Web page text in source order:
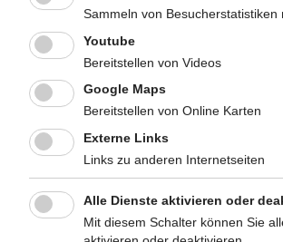
Gutachten der Universität Heidelberg:
Grenzen der ärztlichen Leichenschau"
und quantitative Analysen zu
Entwicklung von Modellkonzeptionen!"
Geburtshilfliche Versorgung durch
Westfalen (HebAB.NRW)
Geburt im hebammengeleiteten Kreißsaal
Sammeln von Besucherstatistiken
Youtube
Bereitstellen von Videos
Google Maps
Bereitstellen von Online Karten
Externe Links
Links zu anderen Internetseiten
Alle Dienste aktivieren oder
Mit diesem Schalter können Sie